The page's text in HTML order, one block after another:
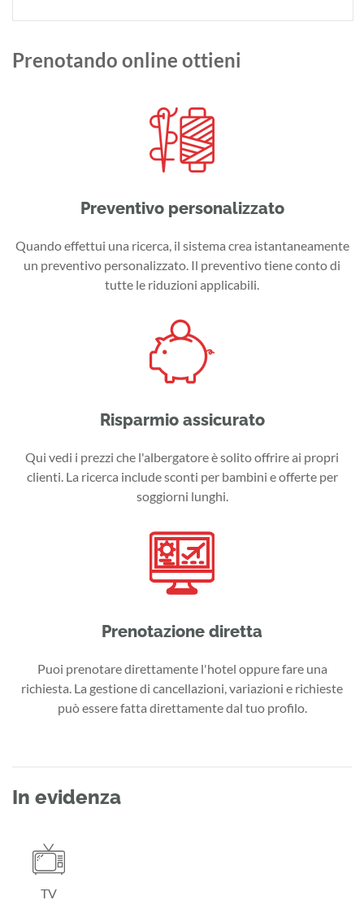
Prenotando online ottieni
Preventivo personalizzato
Quando effettui una ricerca, il sistema crea istantaneamente
un preventivo personalizzato. Il preventivo tiene conto di
tutte le riduzioni applicabili.
Risparmio assicurato
Qui vedi i prezzi che l'albergatore è solito offrire ai propri
clienti. La ricerca include sconti per bambini e offerte per
soggiorni lunghi.
Prenotazione diretta
Puoi prenotare direttamente l'hotel oppure fare una
richiesta. La gestione di cancellazioni, variazioni e richieste
può essere fatta direttamente dal tuo profilo.
In evidenza
TV